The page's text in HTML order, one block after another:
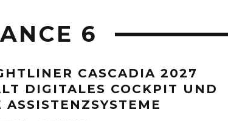
6
CASCADIA 2027
DIGITALES COCKPIT UND
ASSISTENZSYSTEME